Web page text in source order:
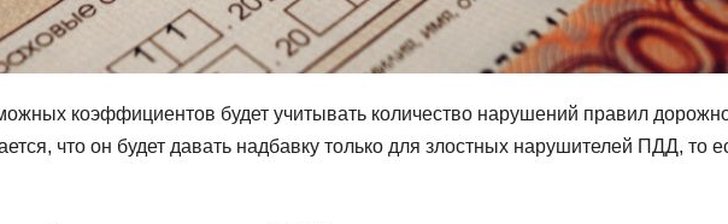
коэффициентов будет учитывать количество нарушений правил
что он будет давать надбавку только для злостных нарушителей ПДД, то